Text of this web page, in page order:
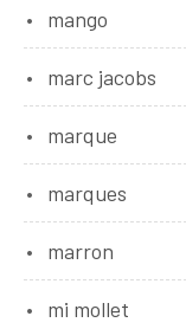
mango
marc jacobs
marque
marques
marron
mi mollet